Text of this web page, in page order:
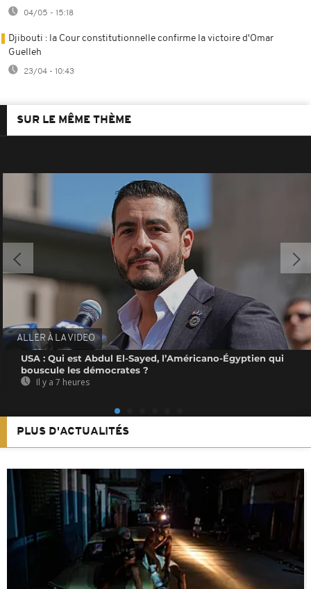
04/05 - 15:18
Djibouti : la Cour constitutionnelle confirme la victoire d'Omar
Guelleh
23/04 - 10:43
SUR LE MÊME THÈME
ALLER À LA VIDEO
USA : Qui est Abdul El-Sayed, l’Américano-Égyptien qui
bouscule les démocrates ?
Il y a 7 heures
PLUS D'ACTUALITÉS